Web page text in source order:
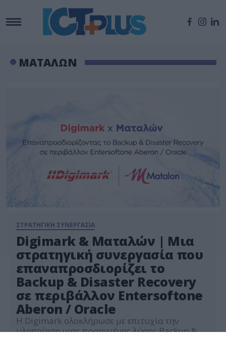
ΜΑΤΑΛΩΝ
ΣΤΡΑΤΗΓΙΚΗ ΣΥΝΕΡΓΑΣΙΑ
Digimark & Ματαλών | Μια
στρατηγική συνεργασία που
επαναπροσδιορίζει το
Backup & Disaster Recovery
σε περιβάλλον Entersoftone
Aberon / Oracle
Η Digimark ολοκλήρωσε με επιτυχία την
υλοποίηση μιας προηγμένης λύσης Backup &